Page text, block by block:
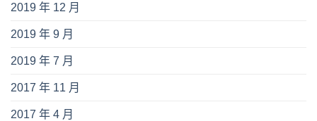
2019 年 12 月
2019 年 9 月
2019 年 7 月
2017 年 11 月
2017 年 4 月